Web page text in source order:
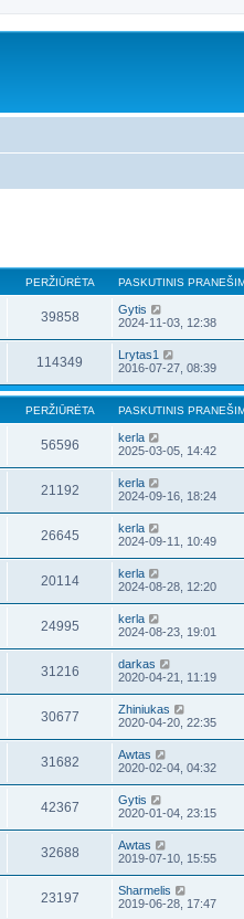
PERŽIŪRĖTA PASKUTINIS
39858
Gytis
2024-11-03, 12:38
114349
Lrytas1
2016-07-27, 08:39
PERŽIŪRĖTA PASKUTINIS
56596
kerla
2025-03-05, 14:42
21192
kerla
2024-09-16, 18:24
26645
kerla
2024-09-11, 10:49
20114
kerla
2024-08-28, 12:20
24995
kerla
2024-08-23, 19:01
31216
darkas
2020-04-21, 11:19
30677
Zhiniukas
2020-04-20, 22:35
31682
Awtas
2020-02-04, 04:32
42367
Gytis
2020-01-04, 23:15
32688
Awtas
2019-07-10, 15:55
23197
Sharmelis
2019-06-28, 17:47